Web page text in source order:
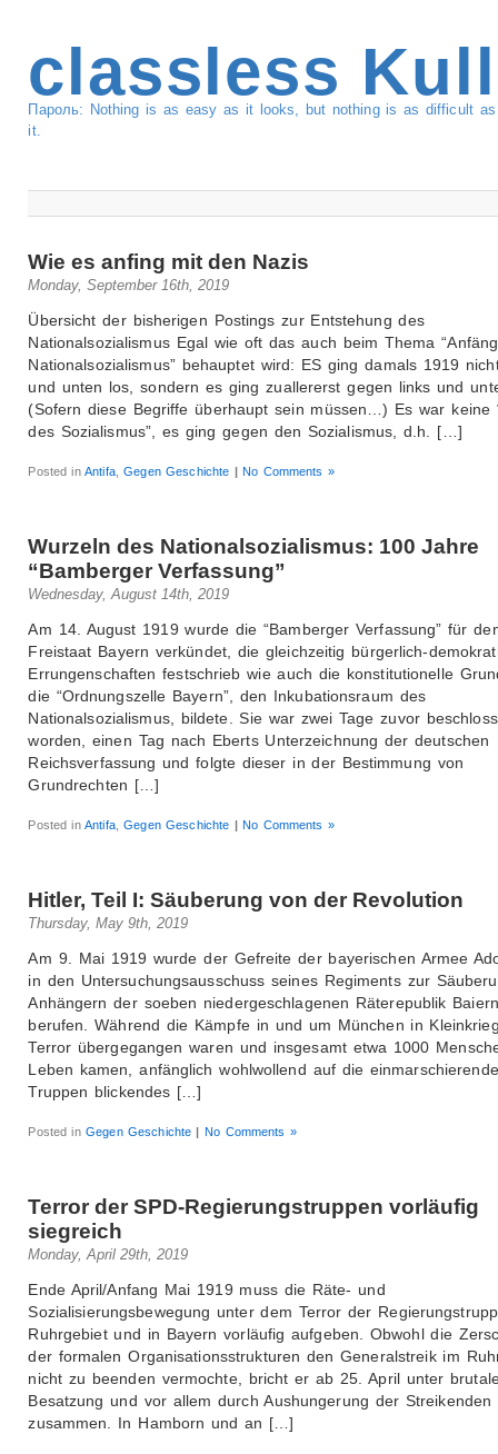
classless
Пароль: Nothing is as easy as it looks, but nothing is as difficult
it.
Wie es anfing mit den Nazis
Monday, September 16th, 2019
Übersicht der bisherigen Postings zur Entstehung des
Nationalsozialismus Egal wie oft das auch beim Thema
Nationalsozialismus” behauptet wird: ES ging damals 1919
und unten los, sondern es ging zuallererst gegen links und
(Sofern diese Begriffe überhaupt sein müssen…) Es war keine
des Sozialismus”, es ging gegen den Sozialismus, d.h. […]
Posted inAntifa,Gegen Geschichte | No Comments »
Wurzeln des Nationalsozialismus: 100 Jahre
“Bamberger Verfassung”
Wednesday, August 14th, 2019
Am 14. August 1919 wurde die “Bamberger Verfassung” für
Freistaat Bayern verkündet, die gleichzeitig bürgerlich-
Errungenschaften festschrieb wie auch die konstitutionelle
die “Ordnungszelle Bayern”, den Inkubationsraum des
Nationalsozialismus, bildete. Sie war zwei Tage zuvor
worden, einen Tag nach Eberts Unterzeichnung der deutschen
Reichsverfassung und folgte dieser in der Bestimmung von
Grundrechten […]
Posted inAntifa,Gegen Geschichte | No Comments »
Hitler, Teil I: Säuberung von der Revolution
Thursday, May 9th, 2019
Am 9. Mai 1919 wurde der Gefreite der bayerischen Armee
in den Untersuchungsausschuss seines Regiments zur
Anhängern der soeben niedergeschlagenen Räterepublik Baiern
berufen. Während die Kämpfe in und um München in
Terror übergegangen waren und insgesamt etwa 1000
Leben kamen, anfänglich wohlwollend auf die
Truppen blickendes […]
Posted inGegen Geschichte | No Comments »
Terror der SPD-Regierungstruppen vorläufig
siegreich
Monday, April 29th, 2019
Ende April/Anfang Mai 1919 muss die Räte- und
Sozialisierungsbewegung unter dem Terror der
Ruhrgebiet und in Bayern vorläufig aufgeben. Obwohl die
der formalen Organisationsstrukturen den Generalstreik im
nicht zu beenden vermochte, bricht er ab 25. April unter
Besatzung und vor allem durch Aushungerung der Streikenden
zusammen. In Hamborn und an […]